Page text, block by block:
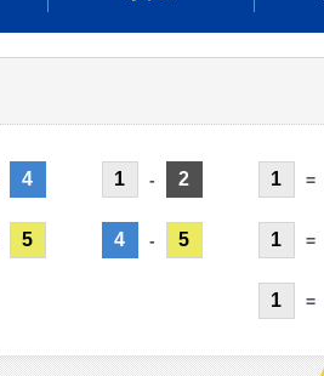
4
5
1 - 2
4 - 5
1 =
1 =
1 =